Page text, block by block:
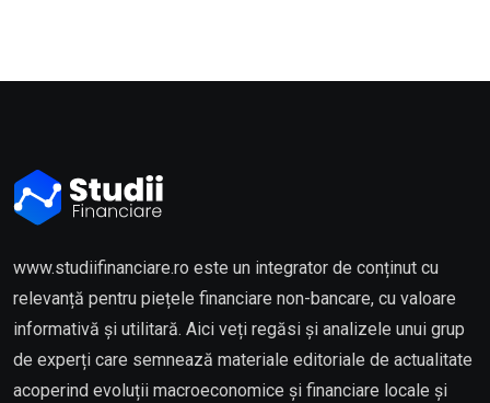
www.studiifinanciare.ro este un integrator de conținut cu
relevanță pentru piețele financiare non-bancare, cu valoare
informativă și utilitară. Aici veți regăsi și analizele unui grup
de experți care semnează materiale editoriale de actualitate
acoperind evoluții macroeconomice și financiare locale și